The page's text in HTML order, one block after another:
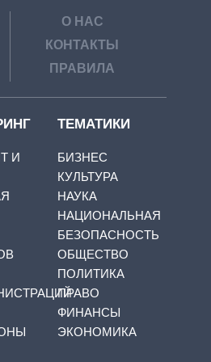
О НАС
КОНТАКТЫ
ПРАВИЛА
И
ТЕМАТИКИ
БИЗНЕС
КУЛЬТУРА
НАУКА
НАЦИОНАЛЬНАЯ
БЕЗОПАСНОСТЬ
ОБЩЕСТВО
ПОЛИТИКА
ПРАВО
ФИНАНСЫ
ЭКОНОМИКА